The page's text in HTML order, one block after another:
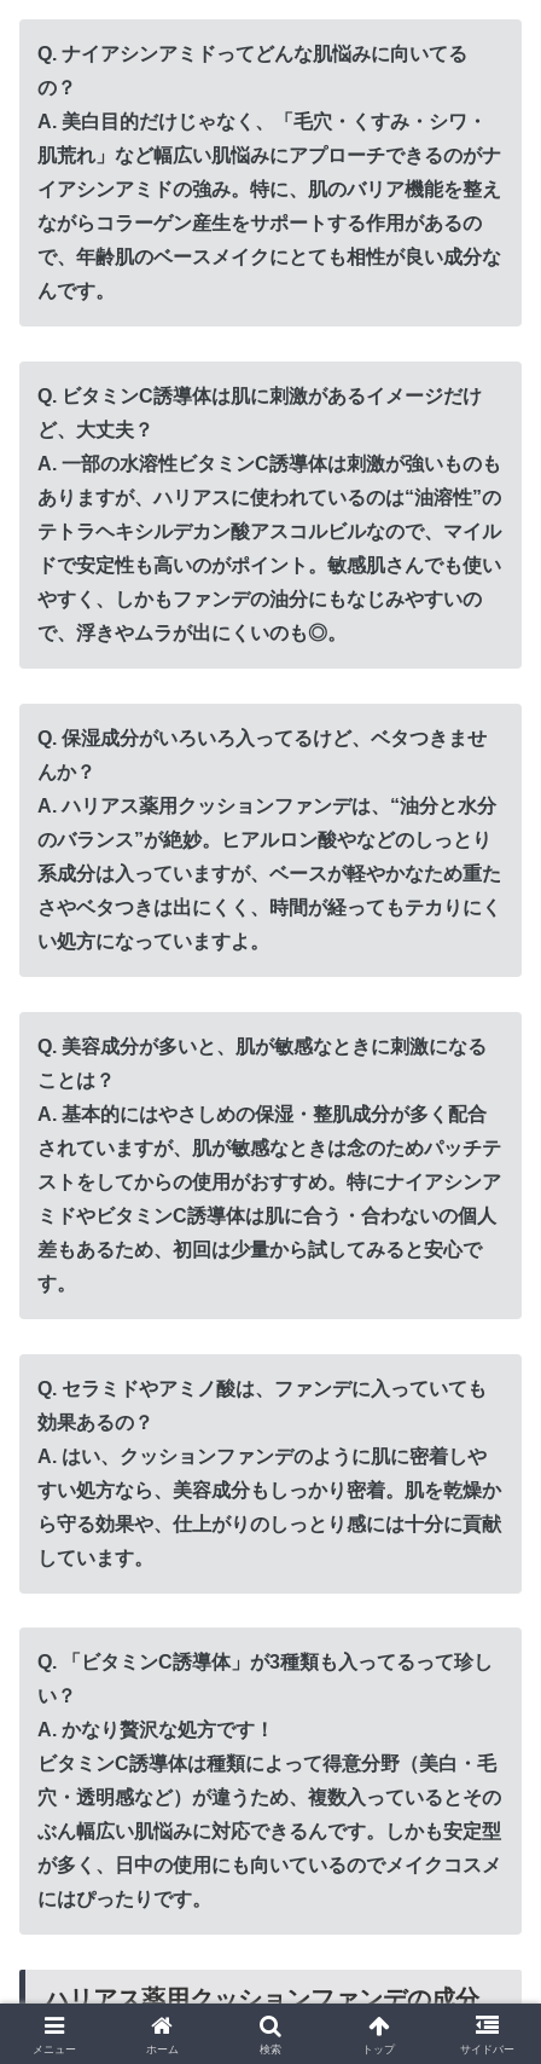
Q. ナイアシンアミドってどんな肌悩みに向いてる
の？
A. 美白目的だけじゃなく、「毛穴・くすみ・シワ・
肌荒れ」など幅広い肌悩みにアプローチできるのがナ
イアシンアミドの強み。特に、肌のバリア機能を整え
ながらコラーゲン産生をサポートする作用があるの
で、年齢肌のベースメイクにとても相性が良い成分な
んです。
Q. ビタミンC誘導体は肌に刺激があるイメージだけ
ど、大丈夫？
A. 一部の水溶性ビタミンC誘導体は刺激が強いものも
ありますが、ハリアスに使われているのは“油溶性”の
テトラヘキシルデカン酸アスコルビルなので、マイル
ドで安定性も高いのがポイント。敏感肌さんでも使い
やすく、しかもファンデの油分にもなじみやすいの
で、浮きやムラが出にくいのも◎。
Q. 保湿成分がいろいろ入ってるけど、ベタつきませ
んか？
A. ハリアス薬用クッションファンデは、“油分と水分
のバランス”が絶妙。ヒアルロン酸やなどのしっとり
系成分は入っていますが、ベースが軽やかなため重た
さやベタつきは出にくく、時間が経ってもテカりにく
い処方になっていますよ。
Q. 美容成分が多いと、肌が敏感なときに刺激になる
ことは？
A. 基本的にはやさしめの保湿・整肌成分が多く配合
されていますが、肌が敏感なときは念のためパッチテ
ストをしてからの使用がおすすめ。特にナイアシンア
ミドやビタミンC誘導体は肌に合う・合わないの個人
差もあるため、初回は少量から試してみると安心で
す。
Q. セラミドやアミノ酸は、ファンデに入っていても
効果あるの？
A. はい、クッションファンデのように肌に密着しや
すい処方なら、美容成分もしっかり密着。肌を乾燥か
ら守る効果や、仕上がりのしっとり感には十分に貢献
しています。
Q. 「ビタミンC誘導体」が3種類も入ってるって珍し
い？
A. かなり贅沢な処方です！
ビタミンC誘導体は種類によって得意分野（美白・毛
穴・透明感など）が違うため、複数入っているとその
ぶん幅広い肌悩みに対応できるんです。しかも安定型
が多く、日中の使用にも向いているのでメイクコスメ
にはぴったりです。
ハリアス薬用クッションファンデの成分
まるわかり！肌にやさしい秘密を徹底チ
メニュー ホーム 検索 トップ サイドバー